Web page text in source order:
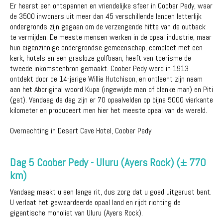
Er heerst een ontspannen en vriendelijke sfeer in Coober Pedy, waar
de 3500 inwoners uit meer dan 45 verschillende landen letterlijk
ondergronds zijn gegaan om de verzengende hitte van de outback
te vermijden. De meeste mensen werken in de opaal industrie, maar
hun eigenzinnige ondergrondse gemeenschap, compleet met een
kerk, hotels en een grasloze golfbaan, heeft van toerisme de
tweede inkomstenbron gemaakt. Coober Pedy werd in 1913
ontdekt door de 14-jarige Willie Hutchison, en ontleent zijn naam
aan het Aboriginal woord Kupa (ingewijde man of blanke man) en Piti
(gat). Vandaag de dag zijn er 70 opaalvelden op bijna 5000 vierkante
kilometer en produceert men hier het meeste opaal van de wereld.
Overnachting in Desert Cave Hotel, Coober Pedy
Dag 5 Coober Pedy - Uluru (Ayers Rock) (± 770
km)
Vandaag maakt u een lange rit, dus zorg dat u goed uitgerust bent.
U verlaat het gewaardeerde opaal land en rijdt richting de
gigantische monoliet van Uluru (Ayers Rock).